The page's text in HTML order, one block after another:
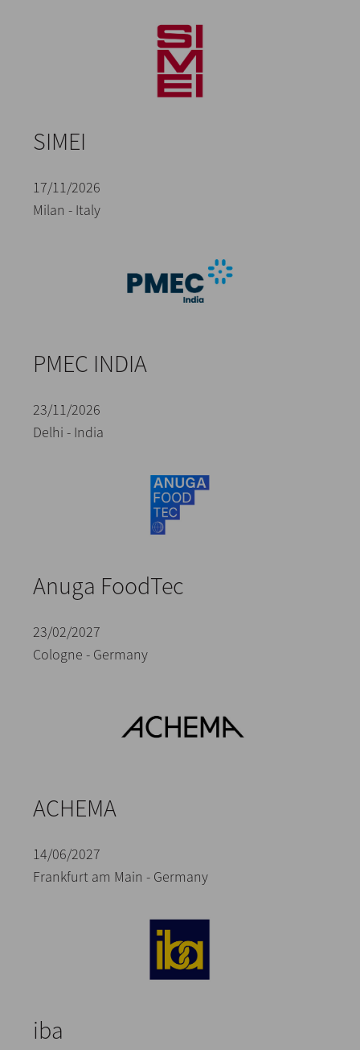
SIMEI
17/11/2026
Milan - Italy
PMEC INDIA
23/11/2026
Delhi - India
Anuga FoodTec
23/02/2027
Cologne - Germany
ACHEMA
14/06/2027
Frankfurt am Main - Germany
iba